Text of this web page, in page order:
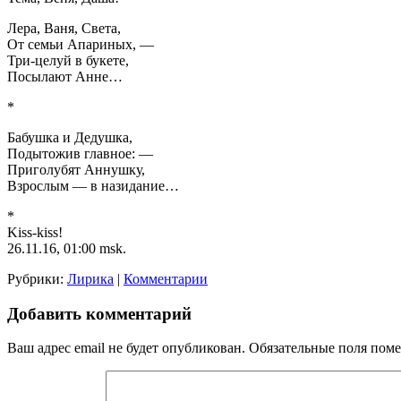
Лера, Ваня, Света,
От семьи Апариных, —
Три-целуй в букете,
Посылают Анне…
*
Бабушка и Дедушка,
Подытожив главное: —
Приголубят Аннушку,
Взрослым — в назидание…
*
Kiss-kiss!
26.11.16, 01:00 msk.
Рубрики: Лирика | Комментарии
Добавить комментарий
Ваш адрес email не будет опубликован. Обязательные поля